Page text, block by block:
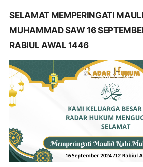
SELAMAT MEMPERINGATI
MUHAMMAD SAW 16
RABIUL AWAL 1446